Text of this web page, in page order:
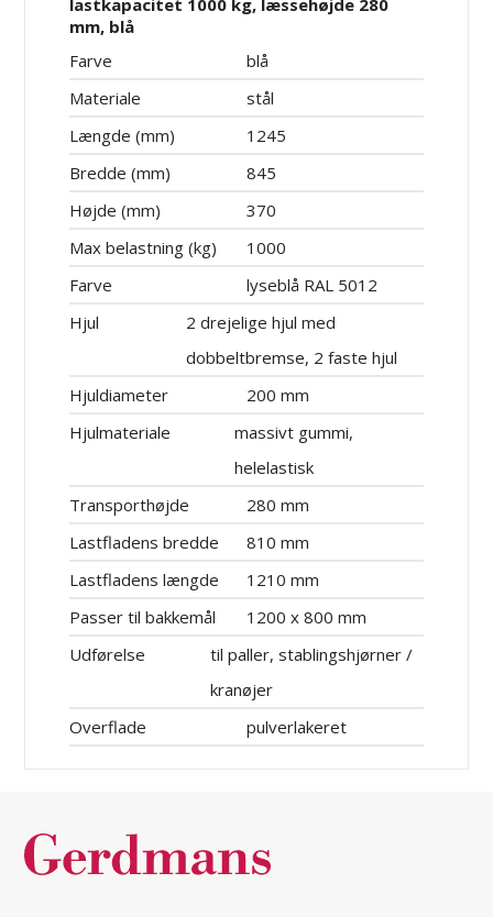
lastkapacitet 1000 kg, læssehøjde 280
mm, blå
Farve
blå
Materiale
stål
Længde (mm)
1245
Bredde (mm)
845
Højde (mm)
370
Max belastning (kg)
1000
Farve
lyseblå RAL 5012
Hjul
2 drejelige hjul med
dobbeltbremse, 2 faste hjul
Hjuldiameter
200 mm
Hjulmateriale
massivt gummi,
helelastisk
Transporthøjde
280 mm
Lastfladens bredde
810 mm
Lastfladens længde
1210 mm
Passer til bakkemål
1200 x 800 mm
Udførelse
til paller, stablingshjørner /
kranøjer
Overflade
pulverlakeret